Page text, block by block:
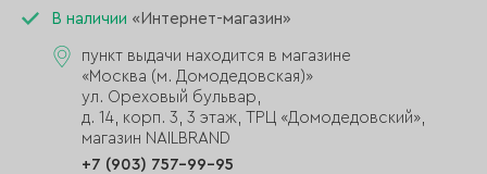
В наличии «Интернет-магазин»
пункт выдачи находится в магазине
«Москва (м. Домодедовская)»
ул. Ореховый бульвар,
д. 14, корп. 3, 3 этаж, ТРЦ «Домодедовский»,
магазин NAILBRAND
+7 (903) 757-99-95